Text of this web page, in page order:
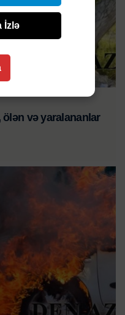
ölən və yaralananlar
İzlə